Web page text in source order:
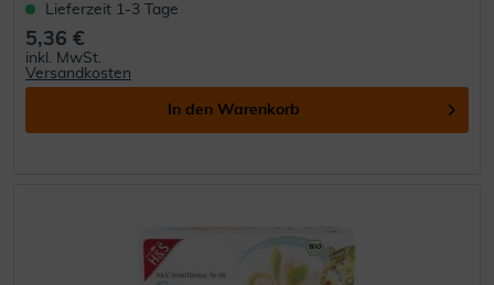
Lieferzeit 1-3 Tage
5,36 €
inkl. MwSt.
Versandkosten
In den Warenkorb